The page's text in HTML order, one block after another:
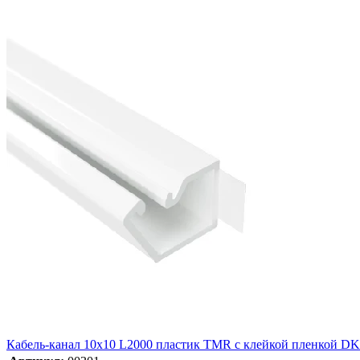
Кабель-канал 10х10 L2000 пластик TMR с клейкой пленкой